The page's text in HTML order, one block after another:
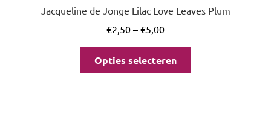
Jacqueline de Jonge Lilac Love Leaves Plum
€2,50 – €5,00
Opties selecteren